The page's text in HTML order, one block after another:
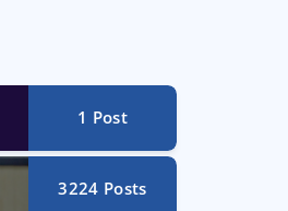
1 Post
3224 Posts